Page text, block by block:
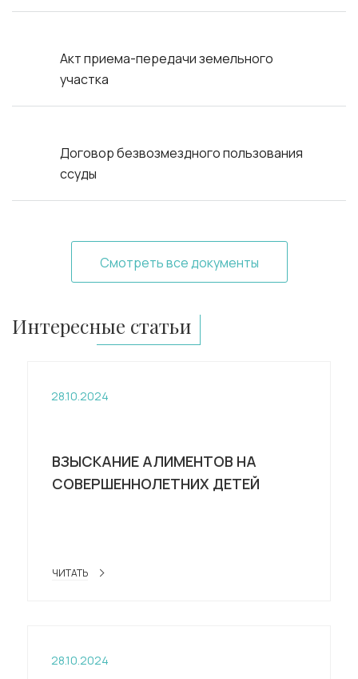
Акт приема-передачи земельного
участка
Договор безвозмездного пользования
ссуды
Смотреть все документы
Интересные статьи
28.10.2024
ВЗЫСКАНИЕ АЛИМЕНТОВ НА
СОВЕРШЕННОЛЕТНИХ ДЕТЕЙ
ЧИТАТЬ
28.10.2024